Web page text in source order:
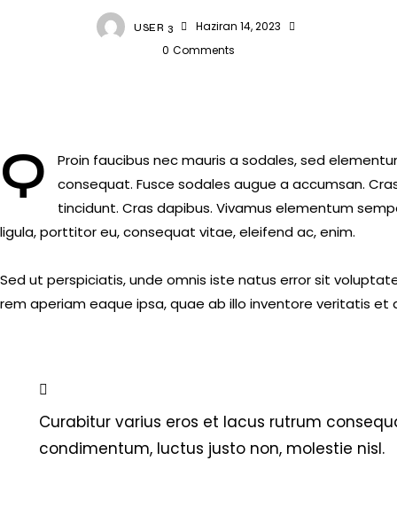
USER 3
Haziran 14, 2023
0 Comments
Q
Proin faucibus nec mauris a sodales, sed
consequat. Fusce sodales augue a accumsan.
tincidunt. Cras dapibus. Vivamus elementum
ligula, porttitor eu, consequat vitae, eleifend ac, enim.
Sed ut perspiciatis, unde omnis iste natus error sit
rem aperiam eaque ipsa, quae ab illo inventore veritatis
Curabitur varius eros et lacus rutrum
condimentum, luctus justo non, molestie nisl.